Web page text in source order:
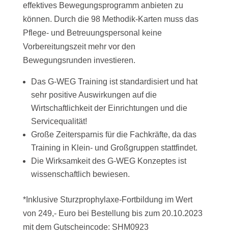
effektives Bewegungsprogramm anbieten zu
können. Durch die 98 Methodik-Karten muss das
Pflege- und Betreuungspersonal keine
Vorbereitungszeit mehr vor den
Bewegungsrunden investieren.
Das G-WEG Training ist standardisiert und hat
sehr positive Auswirkungen auf die
Wirtschaftlichkeit der Einrichtungen und die
Servicequalität!
Große Zeitersparnis für die Fachkräfte, da das
Training in Klein- und Großgruppen stattfindet.
Die Wirksamkeit des G-WEG Konzeptes ist
wissenschaftlich bewiesen.
*Inklusive Sturzprophylaxe-Fortbildung im Wert
von 249,- Euro bei Bestellung bis zum 20.10.2023
mit dem Gutscheincode: SHM0923